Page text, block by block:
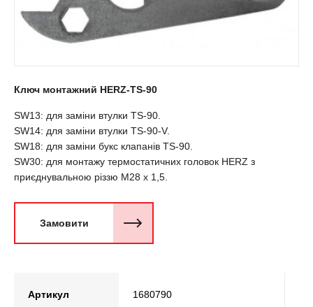
Ключ монтажний HERZ-TS-90
SW13: для заміни втулки ТS-90.
SW14: для заміни втулки ТS-90-V.
SW18: для заміни букс клапанів ТS-90.
SW30: для монтажу термостатичних головок HERZ з
приєднувальною різзю М28 х 1,5.
Замовити
Артикул 1680790